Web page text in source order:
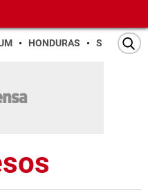
HONDURAS SAN PEDRO